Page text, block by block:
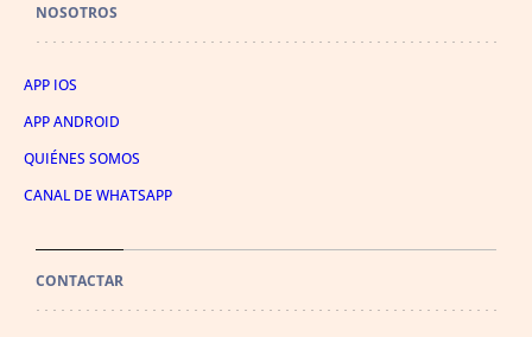
NOSOTROS
APP IOS
APP ANDROID
QUIÉNES SOMOS
CANAL DE WHATSAPP
CONTACTAR